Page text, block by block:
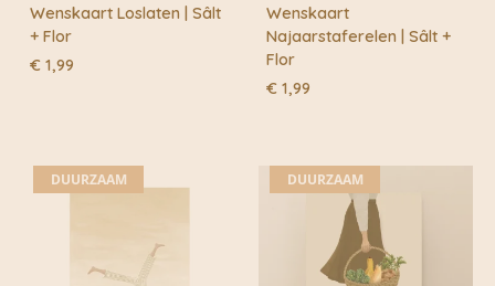
Wenskaart Loslaten | Sâlt
+ Flor
€ 1,99
Wenskaart
Najaarstaferelen | Sâlt +
Flor
€ 1,99
DUURZAAM DUURZAAM